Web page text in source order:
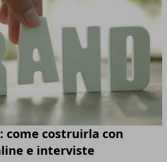
come costruirla con
e interviste